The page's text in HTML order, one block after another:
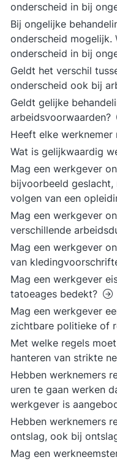
onderscheid in bij
Bij ongelijke
onderscheid mogelijk.
onderscheid in bij
Geldt het verschil
onderscheid ook bij
Geldt gelijke
arbeidsvoorwaarden?
Heeft elke
Wat is gelijkwaardig
Mag een werkgever
bijvoorbeeld
volgen van een
Mag een werkgever
verschillende
Mag een werkgever
van
Mag een werkgever
tatoeages bedekt?
Mag een werkgever
zichtbare politieke of
Met welke regels
hanteren van strikte
Hebben werknemers
uren te gaan werken
werkgever is
Hebben werknemers
ontslag, ook bij
Mag een